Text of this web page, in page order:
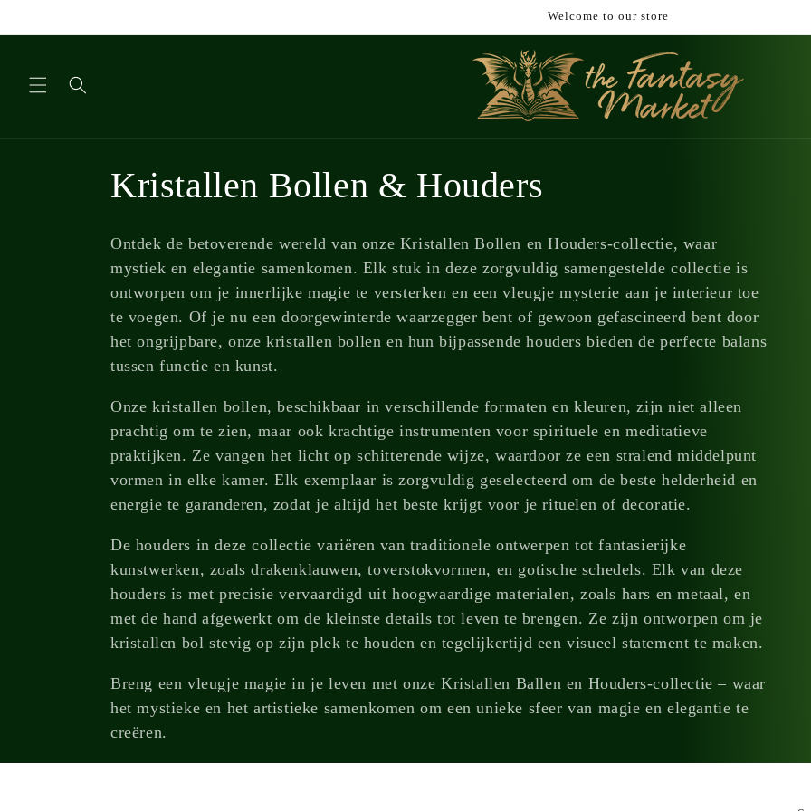
content
Welcome to our store
C
o
l
l
e
c
t
i
e
:
Kristallen Bollen & Houders
Ontdek de betoverende wereld van onze Kristallen Bollen en Houders-collectie, waar
mystiek en elegantie samenkomen. Elk stuk in deze zorgvuldig samengestelde collectie is
ontworpen om je innerlijke magie te versterken en een vleugje mysterie aan je interieur toe
te voegen. Of je nu een doorgewinterde waarzegger bent of gewoon gefascineerd bent door
het ongrijpbare, onze kristallen bollen en hun bijpassende houders bieden de perfecte balans
tussen functie en kunst.
Onze kristallen bollen, beschikbaar in verschillende formaten en kleuren, zijn niet alleen
prachtig om te zien, maar ook krachtige instrumenten voor spirituele en meditatieve
praktijken. Ze vangen het licht op schitterende wijze, waardoor ze een stralend middelpunt
vormen in elke kamer. Elk exemplaar is zorgvuldig geselecteerd om de beste helderheid en
energie te garanderen, zodat je altijd het beste krijgt voor je rituelen of decoratie.
De houders in deze collectie variëren van traditionele ontwerpen tot fantasierijke
kunstwerken, zoals drakenklauwen, toverstokvormen, en gotische schedels. Elk van deze
houders is met precisie vervaardigd uit hoogwaardige materialen, zoals hars en metaal, en
met de hand afgewerkt om de kleinste details tot leven te brengen. Ze zijn ontworpen om je
kristallen bol stevig op zijn plek te houden en tegelijkertijd een visueel statement te maken.
Breng een vleugje magie in je leven met onze Kristallen Ballen en Houders-collectie – waar
het mystieke en het artistieke samenkomen om een unieke sfeer van magie en elegantie te
creëren.